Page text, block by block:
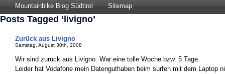
Mountainbike Blog Südtirol Sitemap
Posts Tagged ‘livigno’
Zurück aus Livigno
Samstag, August 30th, 2008
Wir sind zurück aus Livigno. War eine tolle Woche bzw. 5 Tage.
Leider hat Vodafone mein Datenguthaben beim surfen mit dem Laptop